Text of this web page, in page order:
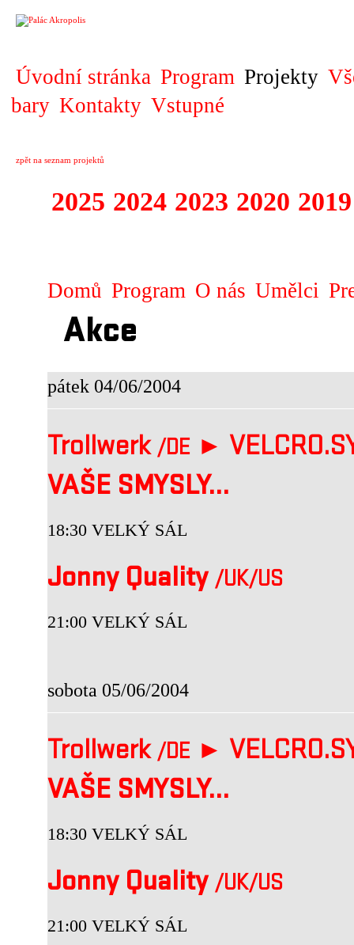
Úvodní stránka Program Projekty
bary Kontakty Vstupné
zpět na seznam projektů
2025 2024 2023 2020 2019
Domů Program O nás Umělci
Akce
pátek 04/06/2004
Trollwerk /DE ►
VAŠE SMYSLY...
18:30 VELKÝ SÁL
Jonny Quality /UK/US
21:00 VELKÝ SÁL
sobota 05/06/2004
Trollwerk /DE ►
VAŠE SMYSLY...
18:30 VELKÝ SÁL
Jonny Quality /UK/US
21:00 VELKÝ SÁL